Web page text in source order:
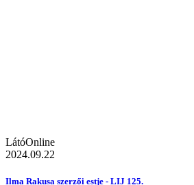
LátóOnline
2024.09.22
Ilma Rakusa szerzői estje - LIJ 125.